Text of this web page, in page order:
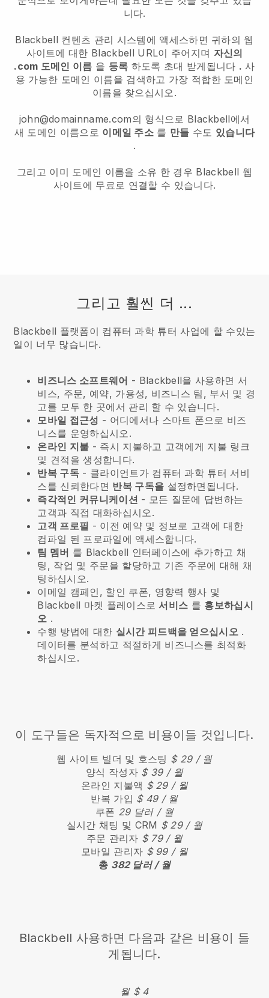
니다.
Blackbell 컨텐츠 관리 시스템에 액세스하면 귀하의 웹
사이트에 대한 Blackbell URL이 주어지며 자신의
.com 도메인 이름 을 등록 하도록 초대 받게됩니다 . 사
용 가능한 도메인 이름을 검색하고 가장 적합한 도메인
이름을 찾으십시오.
john@domainname.com의 형식으로 Blackbell에서
새 도메인 이름으로 이메일 주소 를 만들 수도 있습니다
.
그리고 이미 도메인 이름을 소유 한 경우 Blackbell 웹
사이트에 무료로 연결할 수 있습니다.
그리고 훨씬 더 ...
Blackbell 플랫폼이 컴퓨터 과학 튜터 사업에 할 수있는
일이 너무 많습니다.
비즈니스 소프트웨어 - Blackbell을 사용하면 서
비스, 주문, 예약, 가용성, 비즈니스 팀, 부서 및 경
고를 모두 한 곳에서 관리 할 수 있습니다.
모바일 접근성 - 어디에서나 스마트 폰으로 비즈
니스를 운영하십시오.
온라인 지불 - 즉시 지불하고 고객에게 지불 링크
및 견적을 생성합니다.
반복 구독 - 클라이언트가 컴퓨터 과학 튜터 서비
스를 신뢰한다면 반복 구독을 설정하면됩니다.
즉각적인 커뮤니케이션 - 모든 질문에 답변하는
고객과 직접 대화하십시오.
고객 프로필 - 이전 예약 및 정보로 고객에 대한
컴파일 된 프로파일에 액세스합니다.
팀 멤버 를 Blackbell 인터페이스에 추가하고 채
팅, 작업 및 주문을 할당하고 기존 주문에 대해 채
팅하십시오.
이메일 캠페인, 할인 쿠폰, 영향력 행사 및
Blackbell 마켓 플레이스로서비스 를 홍보하십시
오 .
수행 방법에 대한 실시간 피드백을 얻으십시오 .
데이터를 분석하고 적절하게 비즈니스를 최적화
하십시오.
이 도구들은 독자적으로 비용이들 것입니다.
웹 사이트 빌더 및 호스팅 $ 29 / 월
양식 작성자 $ 39 / 월
온라인 지불액 $ 29 / 월
반복 가입 $ 49 / 월
쿠폰 29 달러 / 월
실시간 채팅 및 CRM $ 29 / 월
주문 관리자 $ 79 / 월
모바일 관리자 $ 99 / 월
총 382 달러 / 월
Blackbell 사용하면 다음과 같은 비용이 들
게됩니다.
월 $ 4